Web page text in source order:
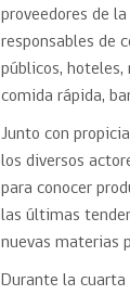
API de
Ciberseguridad
Emergencias
proveedores de
responsables de
públicos, hoteles,
comida rápida,
Junto con
los diversos
para conocer
las últimas
nuevas materias
Durante la